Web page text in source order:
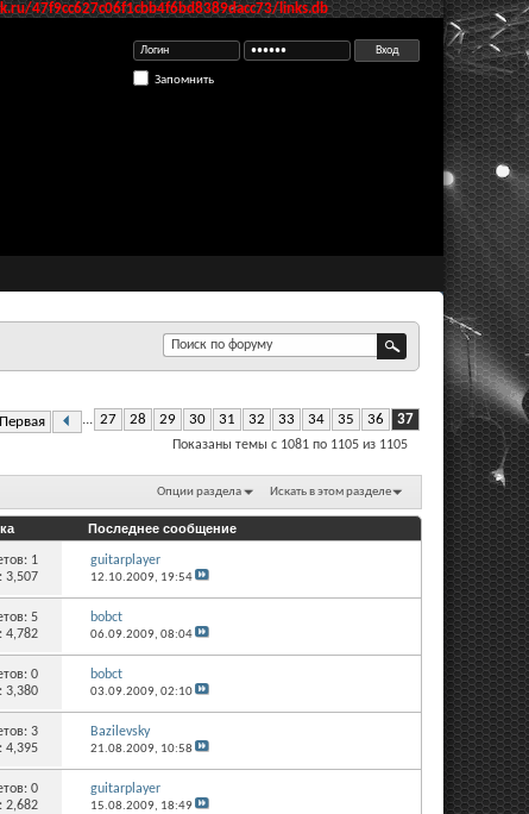
47f9cc627c06f1cbb4f6bd8389dacc73/links.db
Запомнить
Первая ... 27 28 29 30 31 32 33 34 35 36 37
Показаны темы с 1081 по 1105 из 1105
Опции раздела Искать в этом разделе
Последнее сообщение
1
3,507
guitarplayer
12.10.2009, 19:54
5
4,782
bobct
06.09.2009, 08:04
0
3,380
bobct
03.09.2009, 02:10
3
4,395
Bazilevsky
21.08.2009, 10:58
0
2,682
guitarplayer
15.08.2009, 18:49